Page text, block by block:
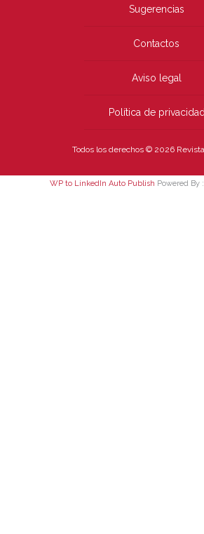
Sugerencias
Contactos
Aviso legal
Política de privacidad
Todos los derechos © 2026
WP to LinkedIn Auto Publish Powered By :